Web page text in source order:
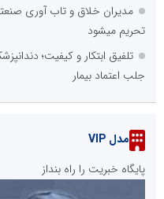
مدیران خلاق و تاب آوری
تحریم میشود
تلفیق ابتکار و کیفیت؛
جلب اعتماد بیمار
مدل VIP
پایگاه خبریت را راه بنداز